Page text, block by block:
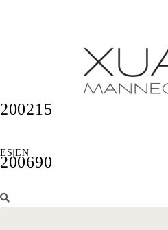
ES |EN
200215
200690